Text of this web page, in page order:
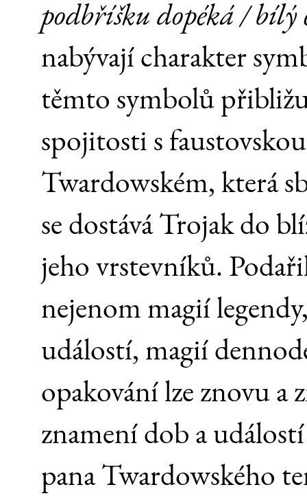
podbříšku dopéká / bílý
nabývají charakter
těmto symbolů
spojitosti s
Twardowském, která
se dostává Trojak do
jeho vrstevníků.
nejenom magií
událostí, magií
opakování lze znovu a
znamení dob a
pana Twardowského